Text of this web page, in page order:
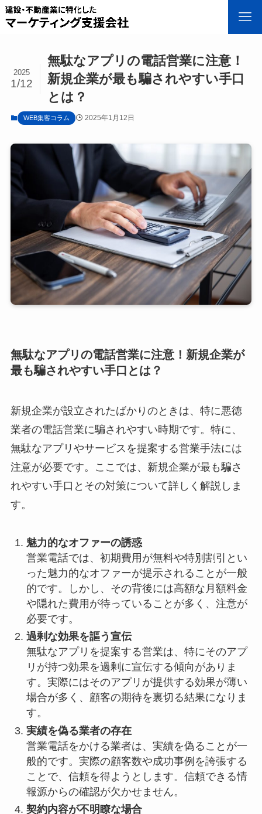
無駄なアプリの電話営業に注意！
新規企業が最も騙されやすい手口
とは？
2025
1/12
WEB集客コラム 2025年1月12日
無駄なアプリの電話営業に注意！新規企業が
最も騙されやすい手口とは？
新規企業が設立されたばかりのときは、特に悪徳
業者の電話営業に騙されやすい時期です。特に、
無駄なアプリやサービスを提案する営業手法には
注意が必要です。ここでは、新規企業が最も騙さ
れやすい手口とその対策について詳しく解説しま
す。
魅力的なオファーの誘惑
営業電話では、初期費用が無料や特別割引とい
った魅力的なオファーが提示されることが一般
的です。しかし、その背後には高額な月額料金
や隠れた費用が待っていることが多く、注意が
必要です。
過剰な効果を謳う宣伝
無駄なアプリを提案する営業は、特にそのアプ
リが持つ効果を過剰に宣伝する傾向がありま
す。実際にはそのアプリが提供する効果が薄い
場合が多く、顧客の期待を裏切る結果になりま
す。
実績を偽る業者の存在
営業電話をかける業者は、実績を偽ることが一
般的です。実際の顧客数や成功事例を誇張する
ことで、信頼を得ようとします。信頼できる情
報源からの確認が欠かせません。
契約内容が不明瞭な場合